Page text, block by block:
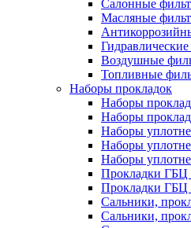
Салонные
Масляные
Воздушные
Топливные
Наборы прокладок
Наборы
Наборы
Наборы
Наборы
Наборы
Прокладки ГБЦ
Прокладки
Сальники,
Сальники,